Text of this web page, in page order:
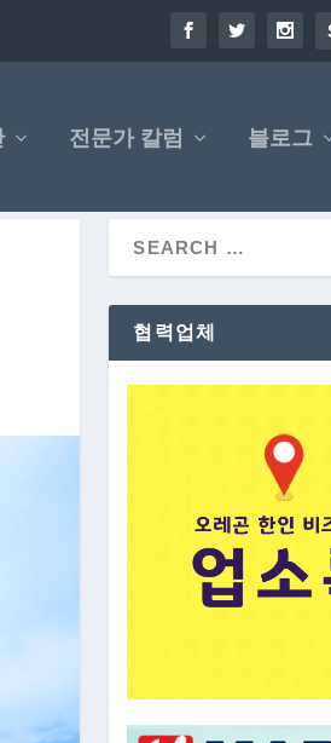
전문가 칼럼 블로그
협력업체